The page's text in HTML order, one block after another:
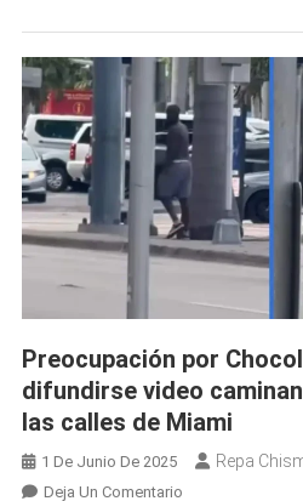
Preocupación por
difundirse video
las calles de Miami
1 De Junio De 2025 Repa
Deja Un ComentarioEn